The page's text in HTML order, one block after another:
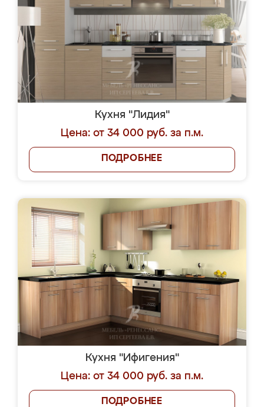
Кухня "Лидия"
Цена: от 34 000 руб. за п.м.
ПОДРОБНЕЕ
Кухня "Ифигения"
Цена: от 34 000 руб. за п.м.
ПОДРОБНЕЕ